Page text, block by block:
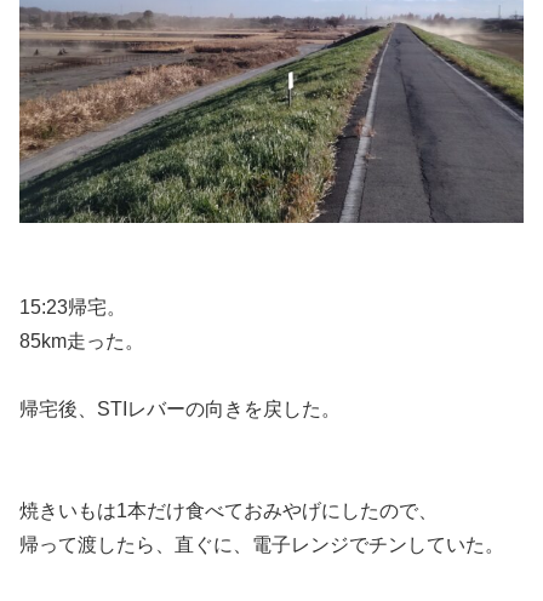
15:23帰宅。
85km走った。
帰宅後、STIレバーの向きを戻した。
焼きいもは1本だけ食べておみやげにしたので、
帰って渡したら、直ぐに、電子レンジでチンしていた。